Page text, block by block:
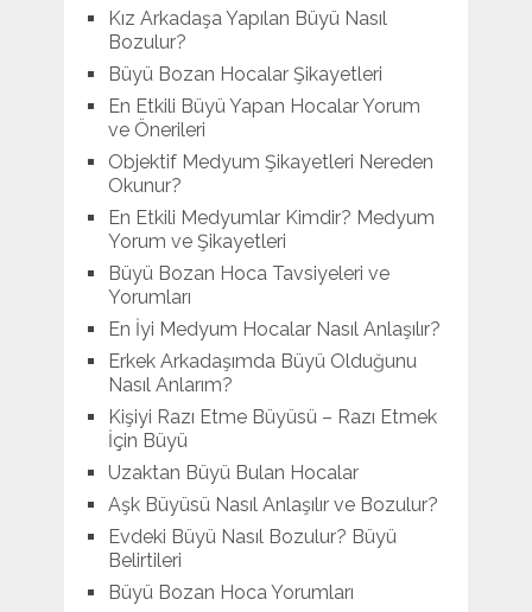
Kız Arkadaşa Yapılan Büyü Nasıl
Bozulur?
Büyü Bozan Hocalar Şikayetleri
En Etkili Büyü Yapan Hocalar Yorum
ve Önerileri
Objektif Medyum Şikayetleri Nereden
Okunur?
En Etkili Medyumlar Kimdir? Medyum
Yorum ve Şikayetleri
Büyü Bozan Hoca Tavsiyeleri ve
Yorumları
En İyi Medyum Hocalar Nasıl Anlaşılır?
Erkek Arkadaşımda Büyü Olduğunu
Nasıl Anlarım?
Kişiyi Razı Etme Büyüsü – Razı Etmek
İçin Büyü
Uzaktan Büyü Bulan Hocalar
Aşk Büyüsü Nasıl Anlaşılır ve Bozulur?
Evdeki Büyü Nasıl Bozulur? Büyü
Belirtileri
Büyü Bozan Hoca Yorumları